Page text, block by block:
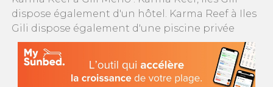
dispose également d'un hôtel. Karma Reef à Iles
Gili dispose également d'une piscine privée